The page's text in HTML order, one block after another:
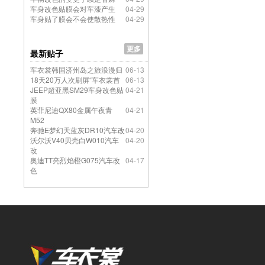
04-29
车身改色贴膜会对车漆产生
04-29
车身贴了膜会不会使散热性
更多
最新贴子
06-13
车衣裳韩国济州岛之旅浪漫归
06-13
18天20万人次刷屏“车衣裳首
04-21
JEEP超亚黑SM29车身改色贴
膜
04-21
英菲尼迪QX80金属午夜青
M52
04-20
奔驰E梦幻天蓝灰DR10汽车改
04-20
沃尔沃V40贝壳白W010汽车
改
04-17
奥迪TT亮烈焰橙G075汽车改
色